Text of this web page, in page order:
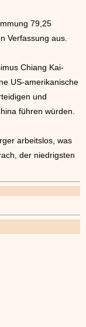
79,25
Verfassung aus.
Chiang Kai-
US-amerikanische
und
führen würden.
arbeitslos, was
der niedrigsten